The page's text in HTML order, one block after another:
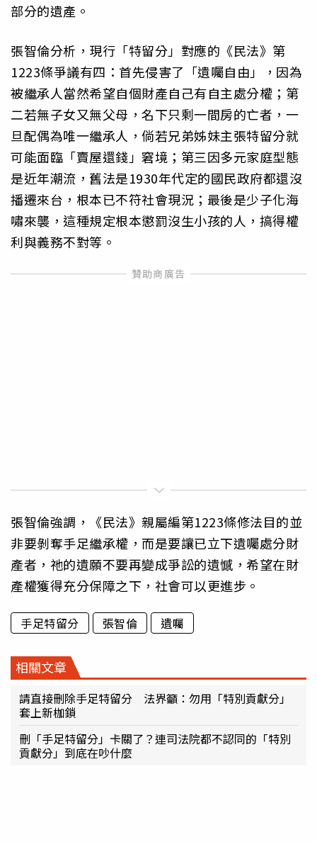
部分的遺產。
張智倫分析，現行「特留分」對應的《民法》第
1223條爭議有四：首先侵害了「遺囑自由」，因為
被繼承人當然希望自個財產自己有自主處分權；第
二若無子女又無父母，名下只剩一間房的亡者，一
旦配偶為唯一繼承人，倘若兄弟姊妹主張特留分就
可能面臨「賣屋還錢」窘境；第三因多元家庭型態
是近年潮流，舊法是1930年代定的國民政府都還沒
播遷來台，根本已不符社會現況；最後是少子化海
嘯來襲，這種規定根本懲罰沒生小孩的人，搞得權
利與義務不對等。
張智倫強調，《民法》親屬編第1223條修法目的並
非要剝奪手足繼承權，而是要讓已立下遺囑處分財
產者，祂的遺願不要再變成爭訟的遺憾，希望在財
產權獲得充分保障之下，社會可以更進步。
手足特留分 張智倫 遺囑
相關文章
請直接刪除手足特留分 法界籲：勿用「特別貢獻分」
套上新枷鎖
刪「手足特留分」卡關了？連司法院都不認同的「特別
貢獻分」到底在吵什麼